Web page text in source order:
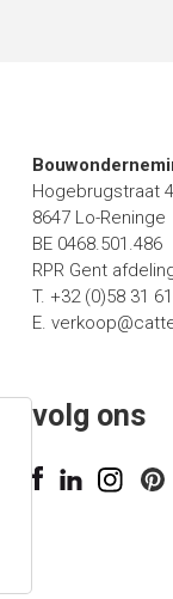
Hogebrugstraat
8647 Lo-Reninge
BE 0468.501.486
RPR Gent
T. +32 (0)58 31
E.
volg ons